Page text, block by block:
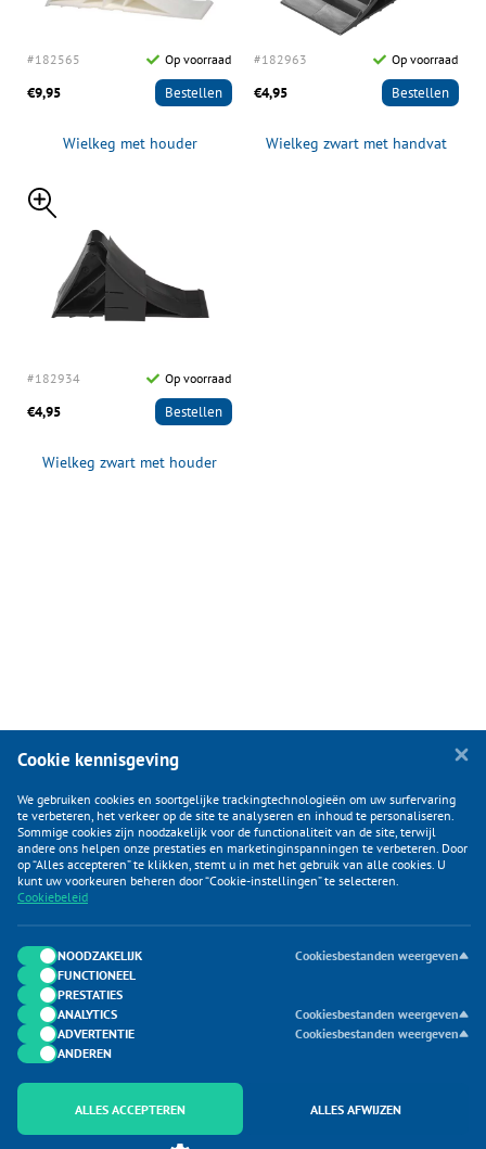
#182565 Op voorraad
€9,95 Bestellen
Wielkeg met houder
#182963 Op voorraad
€4,95 Bestellen
Wielkeg zwart met handvat
#182934 Op voorraad
€4,95 Bestellen
Wielkeg zwart met houder
KLANTENSERVICE
CATEGORIEËN
DUIJVELAAR E-COMMERCE
CONTACTEN
Cookie kennisgeving
We gebruiken cookies en soortgelijke trackingtechnologieën om uw surfervaring
te verbeteren, het verkeer op de site te analyseren en inhoud te personaliseren.
Sommige cookies zijn noodzakelijk voor de functionaliteit van de site, terwijl
andere ons helpen onze prestaties en marketinginspanningen te verbeteren. Door
op “Alles accepteren” te klikken, stemt u in met het gebruik van alle cookies. U
kunt uw voorkeuren beheren door “Cookie-instellingen” te selecteren.
Cookiebeleid
NOODZAKELIJK
Cookiesbestanden weergeven
FUNCTIONEEL
PRESTATIES
ANALYTICS
Cookiesbestanden weergeven
ADVERTENTIE
Cookiesbestanden weergeven
ANDEREN
ALLES ACCEPTEREN ALLES AFWIJZEN